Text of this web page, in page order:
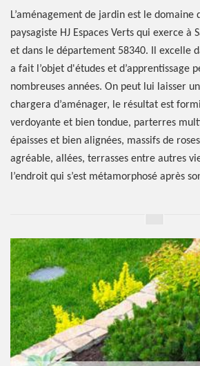
L’aménagement de jardin est le domaine
paysagiste HJ Espaces Verts qui exerce à
et dans le département 58340. Il excelle
a fait l’objet d'études et d’apprentissage
nombreuses années. On peut lui laisser
chargera d’aménager, le résultat est
verdoyante et bien tondue, parterres
épaisses et bien alignées, massifs de
agréable, allées, terrasses entre autres
l’endroit qui s’est métamorphosé après